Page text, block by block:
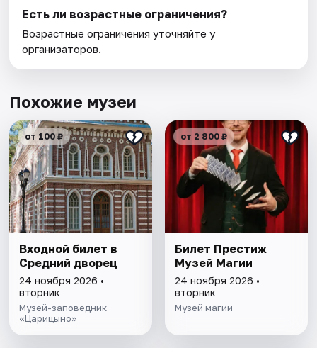
Есть ли возрастные ограничения?
Возрастные ограничения уточняйте у
организаторов.
Похожие музеи
от 100 ₽
Входной билет в
Средний дворец
24 ноября 2026 •
вторник
Музей-заповедник
«Царицыно»
от 2 800 ₽
Билет Престиж
Музей Магии
24 ноября 2026 •
вторник
Музей магии